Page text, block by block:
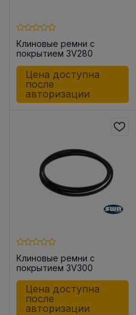
Клиновые ремни с
покрытием 3V280
Цена доступна
после
авторизации
Клиновые ремни с
покрытием 3V300
Цена доступна
после
авторизации